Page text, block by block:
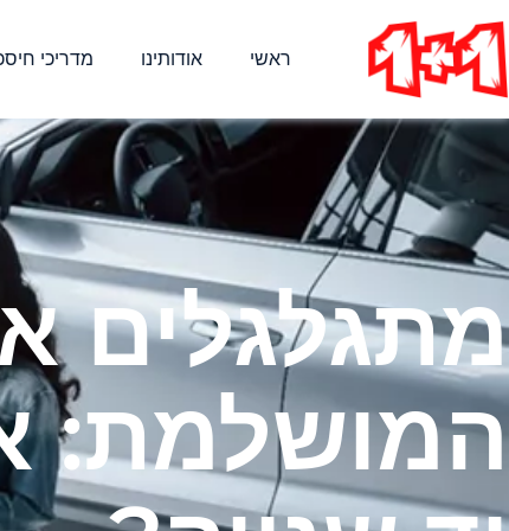
ראשי אודותינו מדריכי
מתגלגלים
המושלמת: